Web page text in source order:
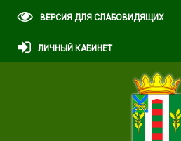
ВЕРСИЯ ДЛЯ СЛАБОВИДЯЩИХ
ЛИЧНЫЙ КАБИНЕТ